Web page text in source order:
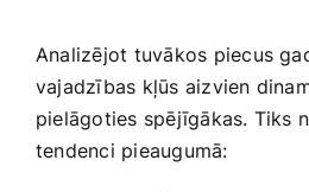
Analizējot tuvākos piecus
vajadzības kļūs aizvien
pielāgoties spējīgākas. Tiks
tendenci ​pieaugumā: